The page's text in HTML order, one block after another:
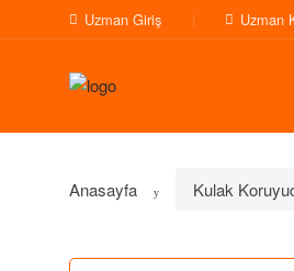
Uzman Giriş Uzman
Anasayfa Kulak